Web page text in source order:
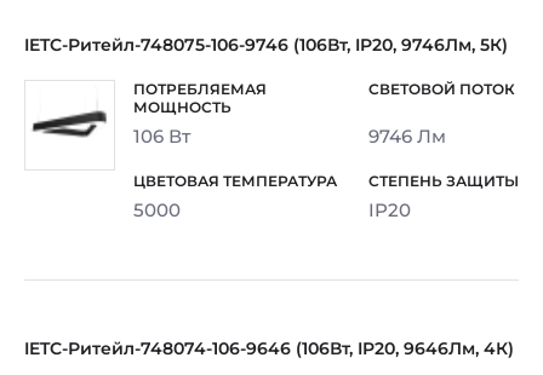
IETC-Ритейл-748075-106-9746 (106Вт, IP20, 9746Лм, 5К)
106 Вт 9746 Лм
5000 IP20
IETC-Ритейл-748074-106-9646 (106Вт, IP20, 9646Лм, 4К)